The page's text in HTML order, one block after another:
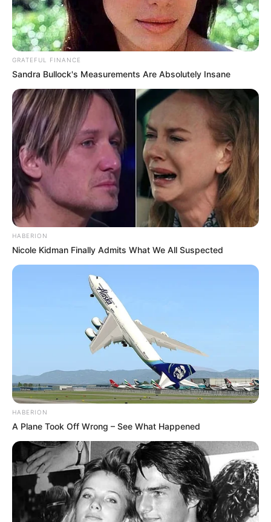
GRATEFUL FINANCE
Sandra Bullock's Measurements Are Absolutely Insane
HABERION
Nicole Kidman Finally Admits What We All Suspected
HABERION
A Plane Took Off Wrong – See What Happened